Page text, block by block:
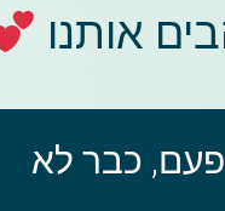
אותנו
כבר לא